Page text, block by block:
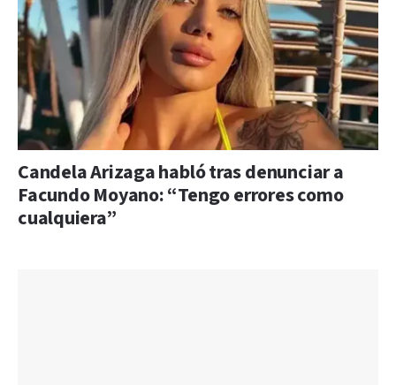
Candela Arizaga habló tras denunciar a
Facundo Moyano: “Tengo errores como
cualquiera”